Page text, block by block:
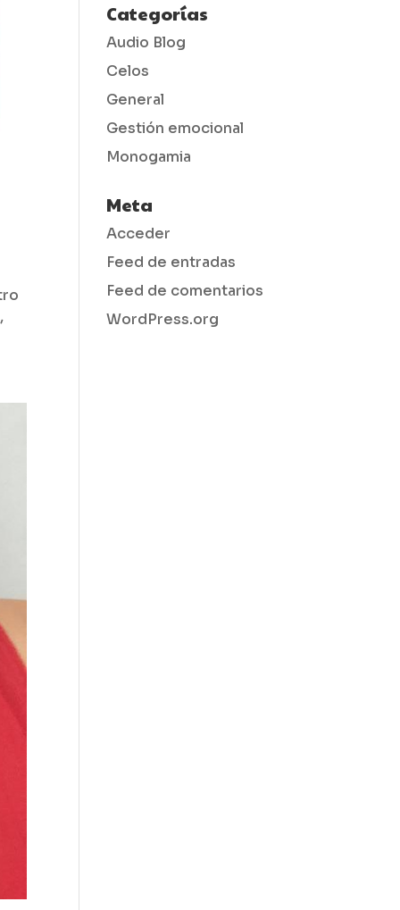
Categorías
Audio Blog
Celos
General
Gestión emocional
Monogamia
Meta
Acceder
Feed de entradas
Feed de comentarios
WordPress.org